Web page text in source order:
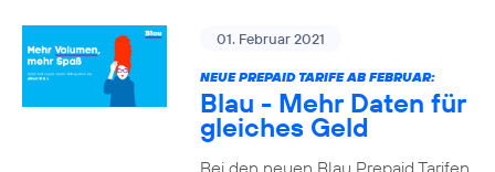
01. Februar 2021
NEUE PREPAID TARIFE AB FEBRUAR:
Blau - Mehr Daten für
gleiches Geld
Bei den neuen Blau Prepaid Tarifen